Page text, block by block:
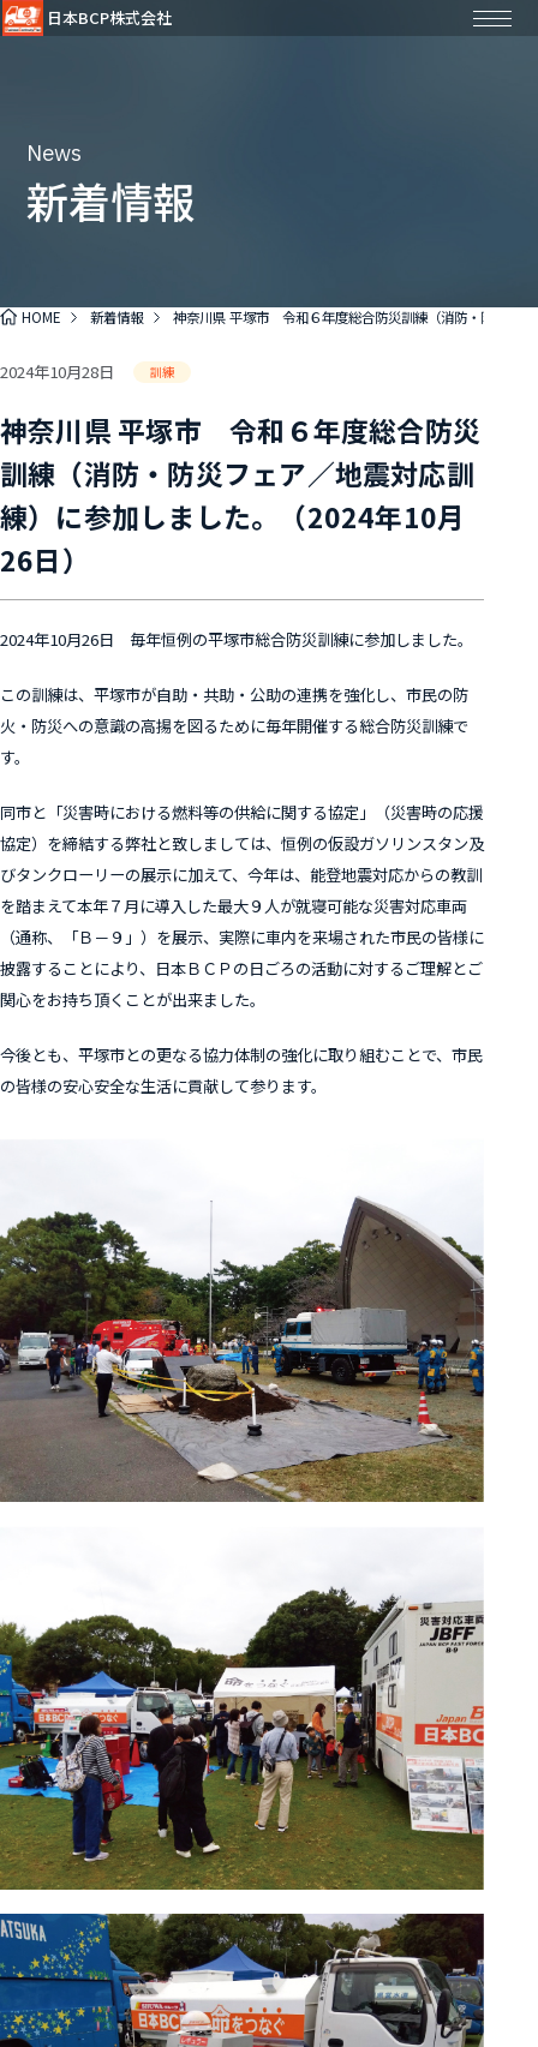
日本BCP株式会社
News
新着情報
HOME 新着情報 神奈川県 平塚市 令和６年度総合防災訓練（消防・防災フ
2024年10月28日 訓練
神奈川県 平塚市 令和６年度総合防災
訓練（消防・防災フェア／地震対応訓
練）に参加しました。（2024年10月
26日）
2024年10月26日 毎年恒例の平塚市総合防災訓練に参加しました。
この訓練は、平塚市が自助・共助・公助の連携を強化し、市民の防
火・防災への意識の高揚を図るために毎年開催する総合防災訓練で
す。
同市と「災害時における燃料等の供給に関する協定」（災害時の応援
協定）を締結する弊社と致しましては、恒例の仮設ガソリンスタン及
びタンクローリーの展示に加えて、今年は、能登地震対応からの教訓
を踏まえて本年７月に導入した最大９人が就寝可能な災害対応車両
（通称、「Ｂ－９」）を展示、実際に車内を来場された市民の皆様に
披露することにより、日本ＢＣＰの日ごろの活動に対するご理解とご
関心をお持ち頂くことが出来ました。
今後とも、平塚市との更なる協力体制の強化に取り組むことで、市民
の皆様の安心安全な生活に貢献して参ります。